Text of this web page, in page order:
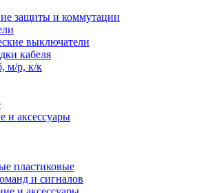
защиты и коммутации
выключатели
кабеля
м/р, к/к
и аксессуары
пластиковые
и сигналов